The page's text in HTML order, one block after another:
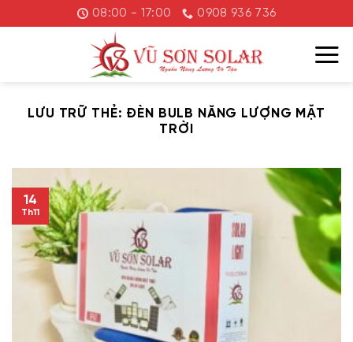
đến
08:00 - 17:00 0908 936 736
LƯU TRỮ THẺ: ĐÈN BULB NĂNG LƯỢNG MẶT
TRỜI
14
Th11